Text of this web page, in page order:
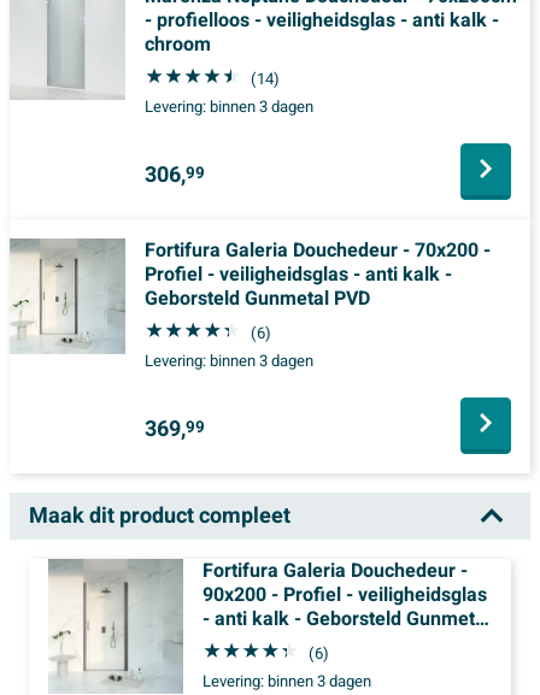
- profielloos - veiligheidsglas - anti kalk -
chroom
(14)
Levering:binnen 3 dagen
306,99
Fortifura Galeria Douchedeur - 70x200 -
Profiel - veiligheidsglas - anti kalk -
Geborsteld Gunmetal PVD
(6)
Levering:binnen 3 dagen
369,99
Maak dit product compleet
Fortifura Galeria Douchedeur -
90x200 - Profiel - veiligheidsglas
- anti kalk - Geborsteld Gunmetal
PVD
(6)
Levering:binnen 3 dagen